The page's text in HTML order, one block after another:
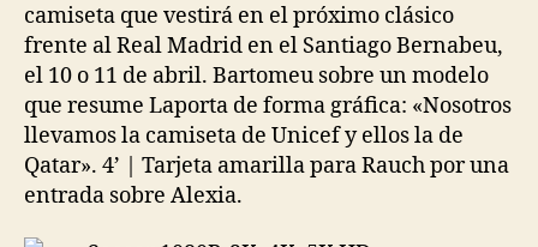
camiseta que vestirá en el próximo clásico
frente al Real Madrid en el Santiago Bernabeu,
el 10 o 11 de abril. Bartomeu sobre un modelo
que resume Laporta de forma gráfica: «Nosotros
llevamos la camiseta de Unicef y ellos la de
Qatar». 4’ | Tarjeta amarilla para Rauch por una
entrada sobre Alexia.